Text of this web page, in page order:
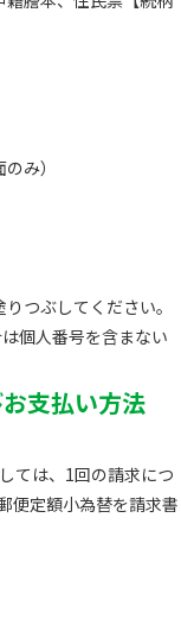
み）
つぶしてください。
個人番号を含まない
支払い方法
ては、1回の請求につ
便定額小為替を請求書